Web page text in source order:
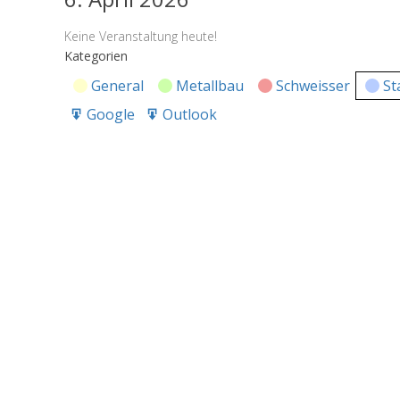
Keine Veranstaltung heute!
Kategorien
General Metallbau Schweisser
Export
Google
Export
Outlook